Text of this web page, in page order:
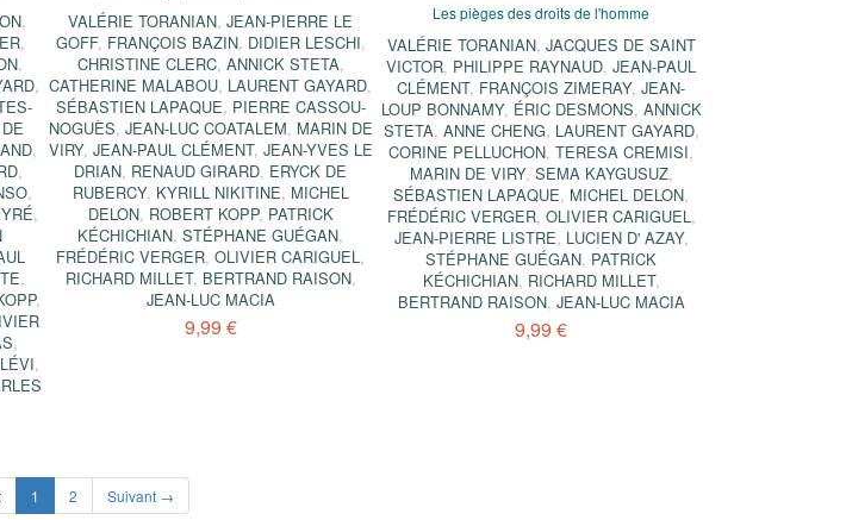
,
,
,
,
,
,
,
,
,
,
,
,
VALÉRIE TORANIAN,JEAN-PIERRE LE
GOFF, FRANÇOIS BAZIN, DIDIER LESCHI,
CHRISTINE CLERC, ANNICK STETA,
CATHERINE MALABOU, LAURENT GAYARD,
SÉBASTIEN LAPAQUE, PIERRE CASSOU-
NOGUÈS, JEAN-LUC COATALEM, MARIN DE
VIRY, JEAN-PAUL CLÉMENT, JEAN-YVES LE
DRIAN, RENAUD GIRARD, ERYCK DE
RUBERCY, KYRILL NIKITINE, MICHEL
DELON, ROBERT KOPP, PATRICK
KÉCHICHIAN,STÉPHANE GUÉGAN,
FRÉDÉRIC VERGER,OLIVIER CARIGUEL ,
RICHARD MILLET, BERTRAND RAISON,
JEAN-LUC MACIA
9,99 €
Les pièges des droits de l'homme
VALÉRIE TORANIAN, JACQUES DE SAINT
VICTOR, PHILIPPE RAYNAUD,JEAN-PAUL
CLÉMENT, FRANÇOIS ZIMERAY,JEAN-
LOUP BONNAMY, ÉRIC DESMONS, ANNICK
STETA, ANNE CHENG, LAURENT GAYARD,
CORINE PELLUCHON,TERESA CREMISI,
MARIN DE VIRY, SEMA KAYGUSUZ,
SÉBASTIEN LAPAQUE, MICHEL DELON,
FRÉDÉRIC VERGER, OLIVIER CARIGUEL ,
JEAN-PIERRE LISTRE, LUCIEN D' AZAY,
STÉPHANE GUÉGAN, PATRICK
KÉCHICHIAN, RICHARD MILLET,
BERTRAND RAISON, JEAN-LUC MACIA
9,99 €
1 (current)
2 Suivant →